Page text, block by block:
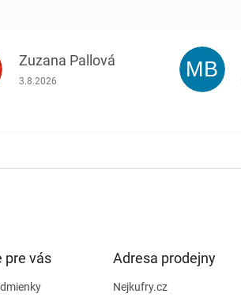
Zuzana Pallová
Hodnotenie obchodu je 5 z 5 hviezdičiek.
3.8.2026 MB
pre vás Adresa prodejny
Nejkufry.cz